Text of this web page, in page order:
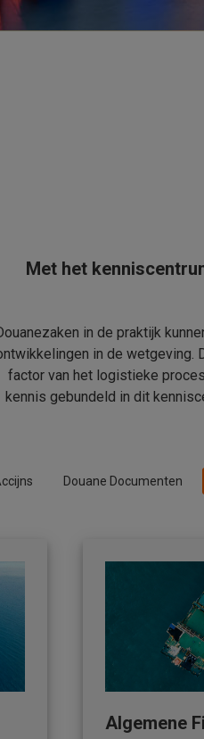
Met het
in de praktijk
in de wetgeving.
factor van het logistieke
kennis gebundeld in dit
Douane Documenten
Algemene